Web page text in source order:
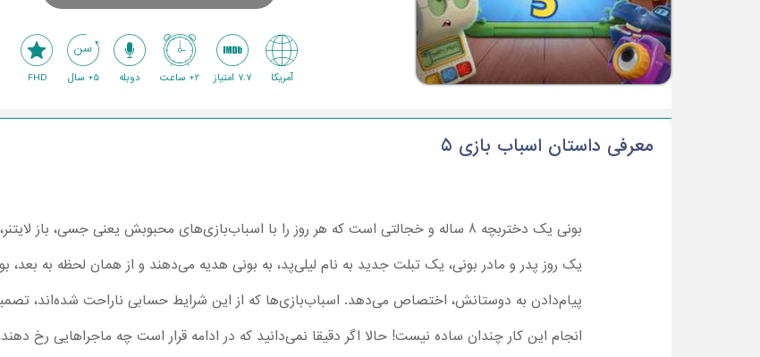
آمریکا 7.7 امتیاز 2+ ساعت دوبله 5+ سال FHD
معرفی داستان اسباب بازی 5
بونی یک دختربچه 8 ساله و خجالتی است که هر روز را با اسباب‌بازی‌های محبوبش یعنی جسی،
یک روز پدر و مادر بونی، یک تبلت جدید به نام لیلی‌پد، به بونی هدیه می‌دهند و از همان لحظه به بعد،
پیام‌دادن به دوستانش، اختصاص می‌دهد. اسباب‌بازی‌ها که از این شرایط حسابی ناراحت شده‌اند، تصمیم
انجام این کار چندان ساده نیست! حالا اگر دقیقا نمی‌دانید که در ادامه قرار است چه ماجراهایی رخ